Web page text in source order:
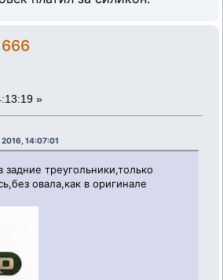
»
14:07:01
треугольники,только
овала,как в оригинале